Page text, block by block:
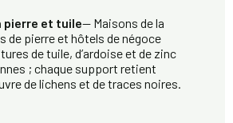
pierre et tuile— Maisons de la
de pierre et hôtels de négoce
de tuile, d’ardoise et de zinc
; chaque support retient
de lichens et de traces noires.